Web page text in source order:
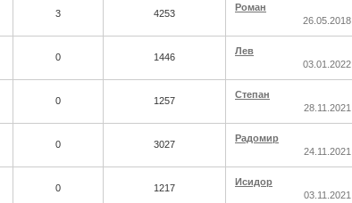
3 4253
Роман
26.05.2018
0 1446
Лев
03.01.2022
0 1257
Степан
28.11.2021
0 3027
Радомир
24.11.2021
0 1217
Исидор
03.11.2021